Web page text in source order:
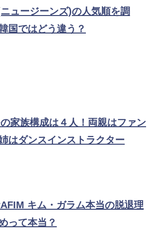
ュージーンズ)の人気順を調
国ではどう違う？
家族構成は４人！両親はファン
はダンスインストラクター
キム・ガラム本当の脱退理
って本当？